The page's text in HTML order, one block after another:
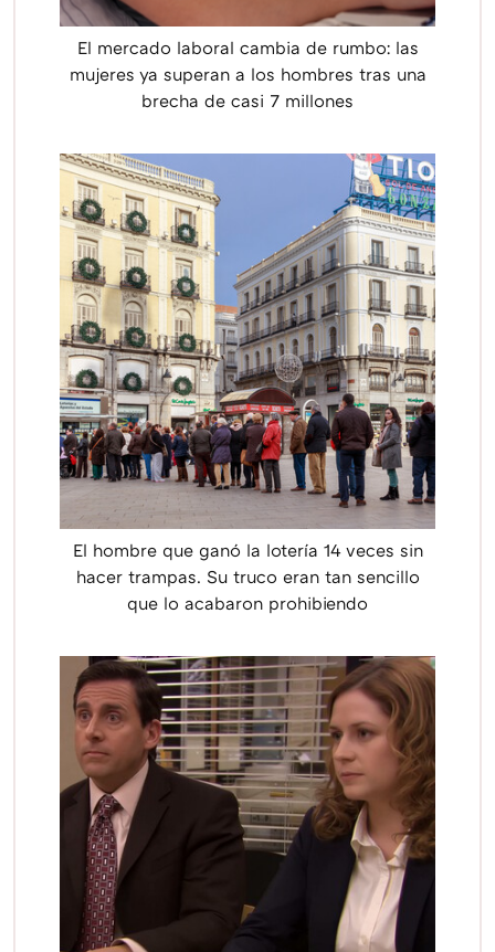
El mercado laboral cambia de rumbo: las
mujeres ya superan a los hombres tras una
brecha de casi 7 millones
El hombre que ganó la lotería 14 veces sin
hacer trampas. Su truco eran tan sencillo
que lo acabaron prohibiendo